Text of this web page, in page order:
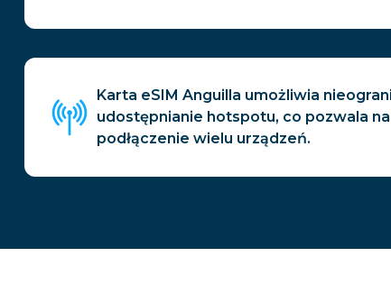
Karta eSIM Anguilla umożliwia
udostępnianie hotspotu, co pozwala na
podłączenie wielu urządzeń.